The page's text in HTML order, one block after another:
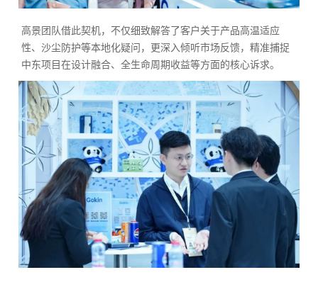
高景团队借此契机，不仅细致解答了客户关于产品高温适应
性、沙尘防护等本地化疑问，更深入倾听市场反馈，精准捕捉
中东项目在设计融合、全生命周期收益等方面的核心诉求。